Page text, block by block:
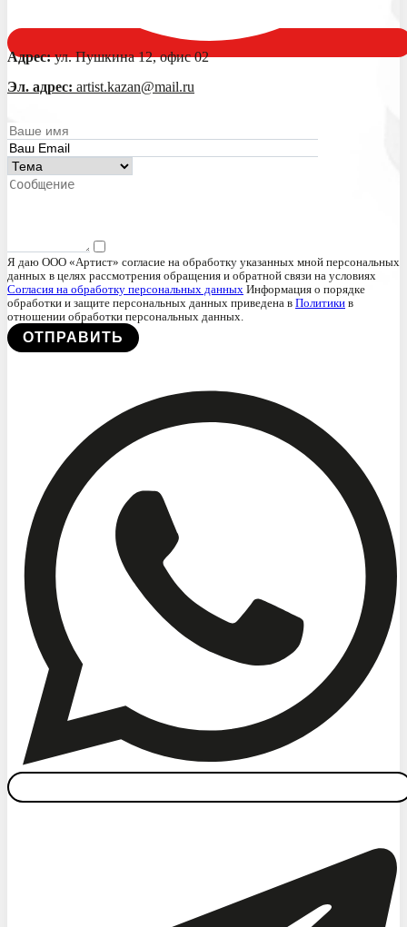
Адрес:ул. Пушкина 12, офис 02
Эл. адрес: artist.kazan@mail.ru
Я даю ООО «Артист» согласие на обработку указанных мной персональных
данных в целях рассмотрения обращения и обратной связи на условиях
Согласия на обработку персональных данных Информация о порядке
обработки и защите персональных данных приведена в Политики в
отношении обработки персональных данных.